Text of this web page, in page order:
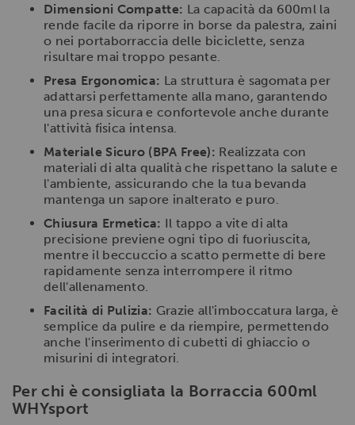
Dimensioni Compatte: La capacità da 600ml la
rende facile da riporre in borse da palestra, zaini
o nei portaborraccia delle biciclette, senza
risultare mai troppo pesante.
Presa Ergonomica: La struttura è sagomata per
adattarsi perfettamente alla mano, garantendo
una presa sicura e confortevole anche durante
l'attività fisica intensa.
Materiale Sicuro (BPA Free): Realizzata con
materiali di alta qualità che rispettano la salute e
l'ambiente, assicurando che la tua bevanda
mantenga un sapore inalterato e puro.
Chiusura Ermetica: Il tappo a vite di alta
precisione previene ogni tipo di fuoriuscita,
mentre il beccuccio a scatto permette di bere
rapidamente senza interrompere il ritmo
dell'allenamento.
Facilità di Pulizia: Grazie all'imboccatura larga, è
semplice da pulire e da riempire, permettendo
anche l'inserimento di cubetti di ghiaccio o
misurini di integratori.
Per chi è consigliata la Borraccia 600ml
WHYsport